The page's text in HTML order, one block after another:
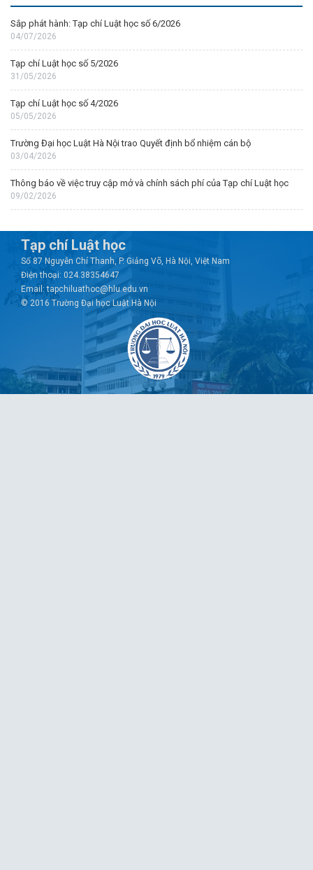
Sắp phát hành: Tạp chí Luật học số 6/2026
04/07/2026
Tạp chí Luật học số 5/2026
31/05/2026
Tạp chí Luật học số 4/2026
05/05/2026
Trường Đại học Luật Hà Nội trao Quyết định bổ nhiệm cán bộ
03/04/2026
Thông báo về việc truy cập mở và chính sách phí của Tạp chí Luật học
09/02/2026
Tạp chí Luật học
Số 87 Nguyễn Chí Thanh, P. Giảng Võ, Hà Nội, Việt Nam
Điện thoại: 024.38354647
Email: tapchiluathoc@hlu.edu.vn
© 2016 Trường Đại học Luật Hà Nội